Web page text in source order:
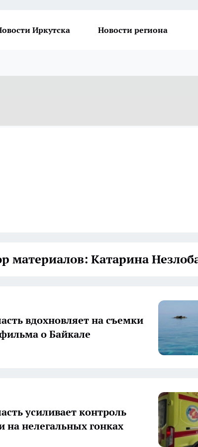
Иркутска Новости региона
материалов: Катарина
вдохновляет на съемки
о Байкале
усиливает контроль
на нелегальных гонках